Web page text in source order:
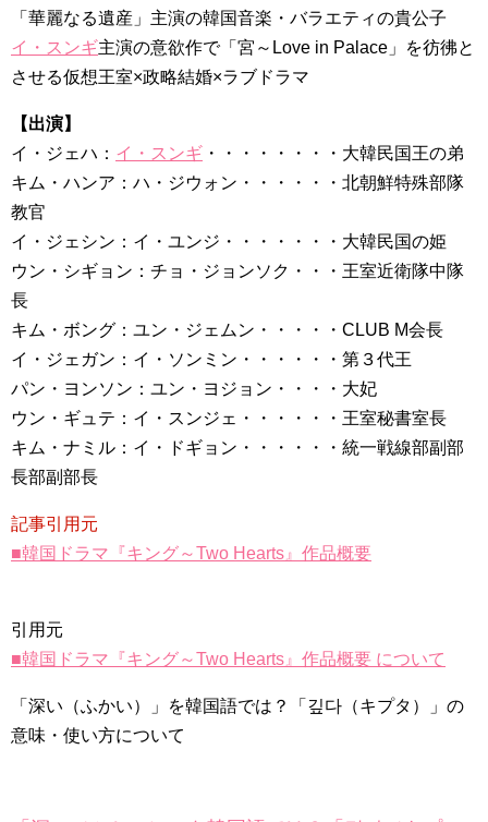
「華麗なる遺産」主演の韓国音楽・バラエティの貴公子
イ・スンギ主演の意欲作で「宮～Love in Palace」を彷彿と
させる仮想王室×政略結婚×ラブドラマ
【出演】
イ・ジェハ： イ・スンギ ・・・・・・・・大韓民国王の弟
キム・ハンア：ハ・ジウォン・・・・・・北朝鮮特殊部隊
教官
イ・ジェシン：イ・ユンジ・・・・・・・大韓民国の姫
ウン・シギョン：チョ・ジョンソク・・・王室近衛隊中隊
長
キム・ボング：ユン・ジェムン・・・・・CLUB M会長
イ・ジェガン：イ・ソンミン・・・・・・第３代王
パン・ヨンソン：ユン・ヨジョン・・・・大妃
ウン・ギュテ：イ・スンジェ・・・・・・王室秘書室長
キム・ナミル：イ・ドギョン・・・・・・統一戦線部副部
長部副部長
記事引用元
■韓国ドラマ『キング～Two Hearts』作品概要
引用元
■韓国ドラマ『キング～Two Hearts』作品概要 について
「深い（ふかい）」を韓国語では？「깊다（キプタ）」の
意味・使い方について